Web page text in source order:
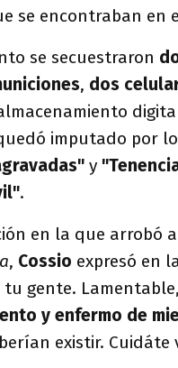
se encontraban en
se secuestraron
, dos
imputado por
y
.
en la que arrobó
, Cossio expresó en
tu gente.
y enfermo de
existir. Cuidáte